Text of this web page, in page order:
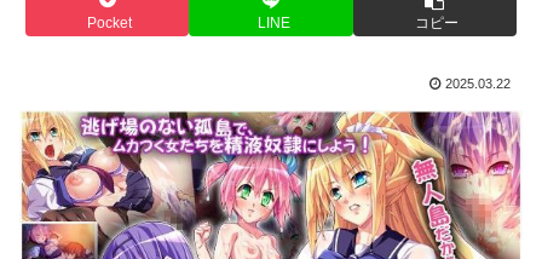
Pocket LINE コピー
2025.03.22